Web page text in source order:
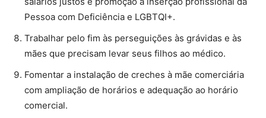
Pessoa com Deficiência e LGBTQI+.
Trabalhar pelo fim às perseguições às grávidas e às
mães que precisam levar seus filhos ao médico.
Fomentar a instalação de creches à mãe comerciária
com ampliação de horários e adequação ao horário
comercial.